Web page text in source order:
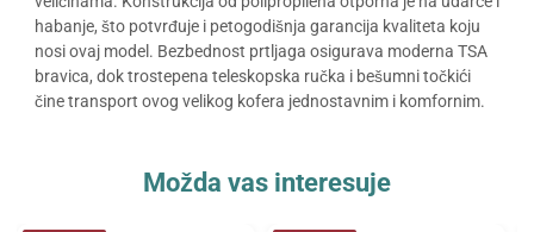
habanje, što potvrđuje i petogodišnja garancija kvaliteta koju
nosi ovaj model. Bezbednost prtljaga osigurava moderna TSA
bravica, dok trostepena teleskopska ručka i bešumni točkići
čine transport ovog velikog kofera jednostavnim i komfornim.
Možda vas interesuje